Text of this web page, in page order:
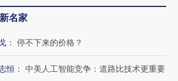
名家
： 停不下来的价格？
恒 ： 中美人工智能竞争：道路比技术更重要